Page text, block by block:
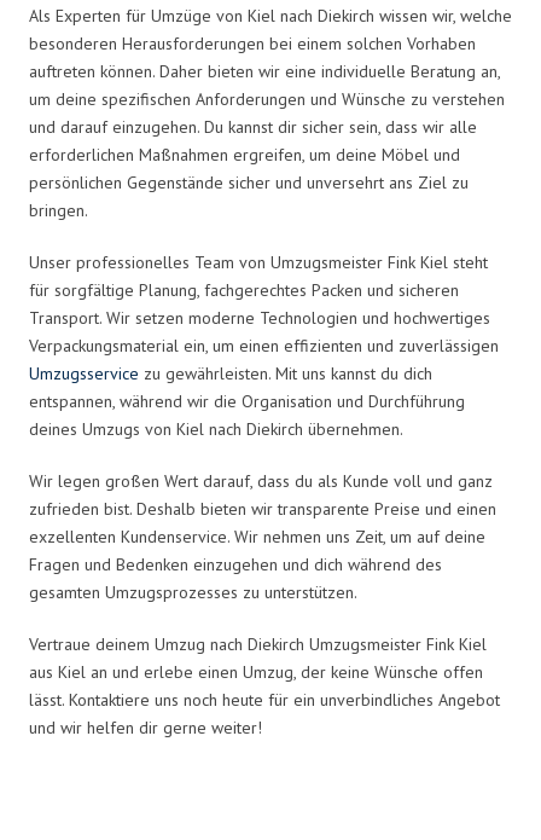
Als Experten für Umzüge von Kiel nach Diekirch wissen wir, welche
besonderen Herausforderungen bei einem solchen Vorhaben
auftreten können. Daher bieten wir eine individuelle Beratung an,
um deine spezifischen Anforderungen und Wünsche zu verstehen
und darauf einzugehen. Du kannst dir sicher sein, dass wir alle
erforderlichen Maßnahmen ergreifen, um deine Möbel und
persönlichen Gegenstände sicher und unversehrt ans Ziel zu
bringen.
Unser professionelles Team von Umzugsmeister Fink Kiel steht
für sorgfältige Planung, fachgerechtes Packen und sicheren
Transport. Wir setzen moderne Technologien und hochwertiges
Verpackungsmaterial ein, um einen effizienten und zuverlässigen
Umzugsservice zu gewährleisten. Mit uns kannst du dich
entspannen, während wir die Organisation und Durchführung
deines Umzugs von Kiel nach Diekirch übernehmen.
Wir legen großen Wert darauf, dass du als Kunde voll und ganz
zufrieden bist. Deshalb bieten wir transparente Preise und einen
exzellenten Kundenservice. Wir nehmen uns Zeit, um auf deine
Fragen und Bedenken einzugehen und dich während des
gesamten Umzugsprozesses zu unterstützen.
Vertraue deinem Umzug nach Diekirch Umzugsmeister Fink Kiel
aus Kiel an und erlebe einen Umzug, der keine Wünsche offen
lässt. Kontaktiere uns noch heute für ein unverbindliches Angebot
und wir helfen dir gerne weiter!